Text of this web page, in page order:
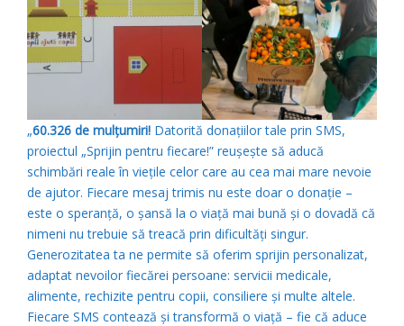
„60.326 de mulțumiri! Datorită donațiilor tale prin SMS,
proiectul „Sprijin pentru fiecare!” reușește să aducă
schimbări reale în viețile celor care au cea mai mare nevoie
de ajutor. Fiecare mesaj trimis nu este doar o donație –
este o speranță, o șansă la o viață mai bună și o dovadă că
nimeni nu trebuie să treacă prin dificultăți singur.
Generozitatea ta ne permite să oferim sprijin personalizat,
adaptat nevoilor fiecărei persoane: servicii medicale,
alimente, rechizite pentru copii, consiliere și multe altele.
Fiecare SMS contează și transformă o viață – fie că aduce